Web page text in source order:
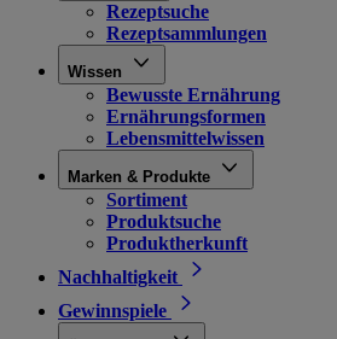
Rezeptsuche
Rezeptsammlungen
Wissen
Bewusste Ernährung
Ernährungsformen
Lebensmittelwissen
Marken & Produkte
Sortiment
Produktsuche
Produktherkunft
Nachhaltigkeit
Gewinnspiele